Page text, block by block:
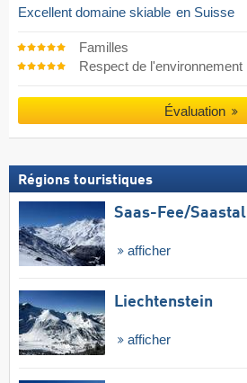
Excellent domaine skiable en Suisse
Familles
Respect de l'environnement
Évaluation
Régions touristiques
Saas-Fee/​Saastal
afficher
Liechtenstein
afficher